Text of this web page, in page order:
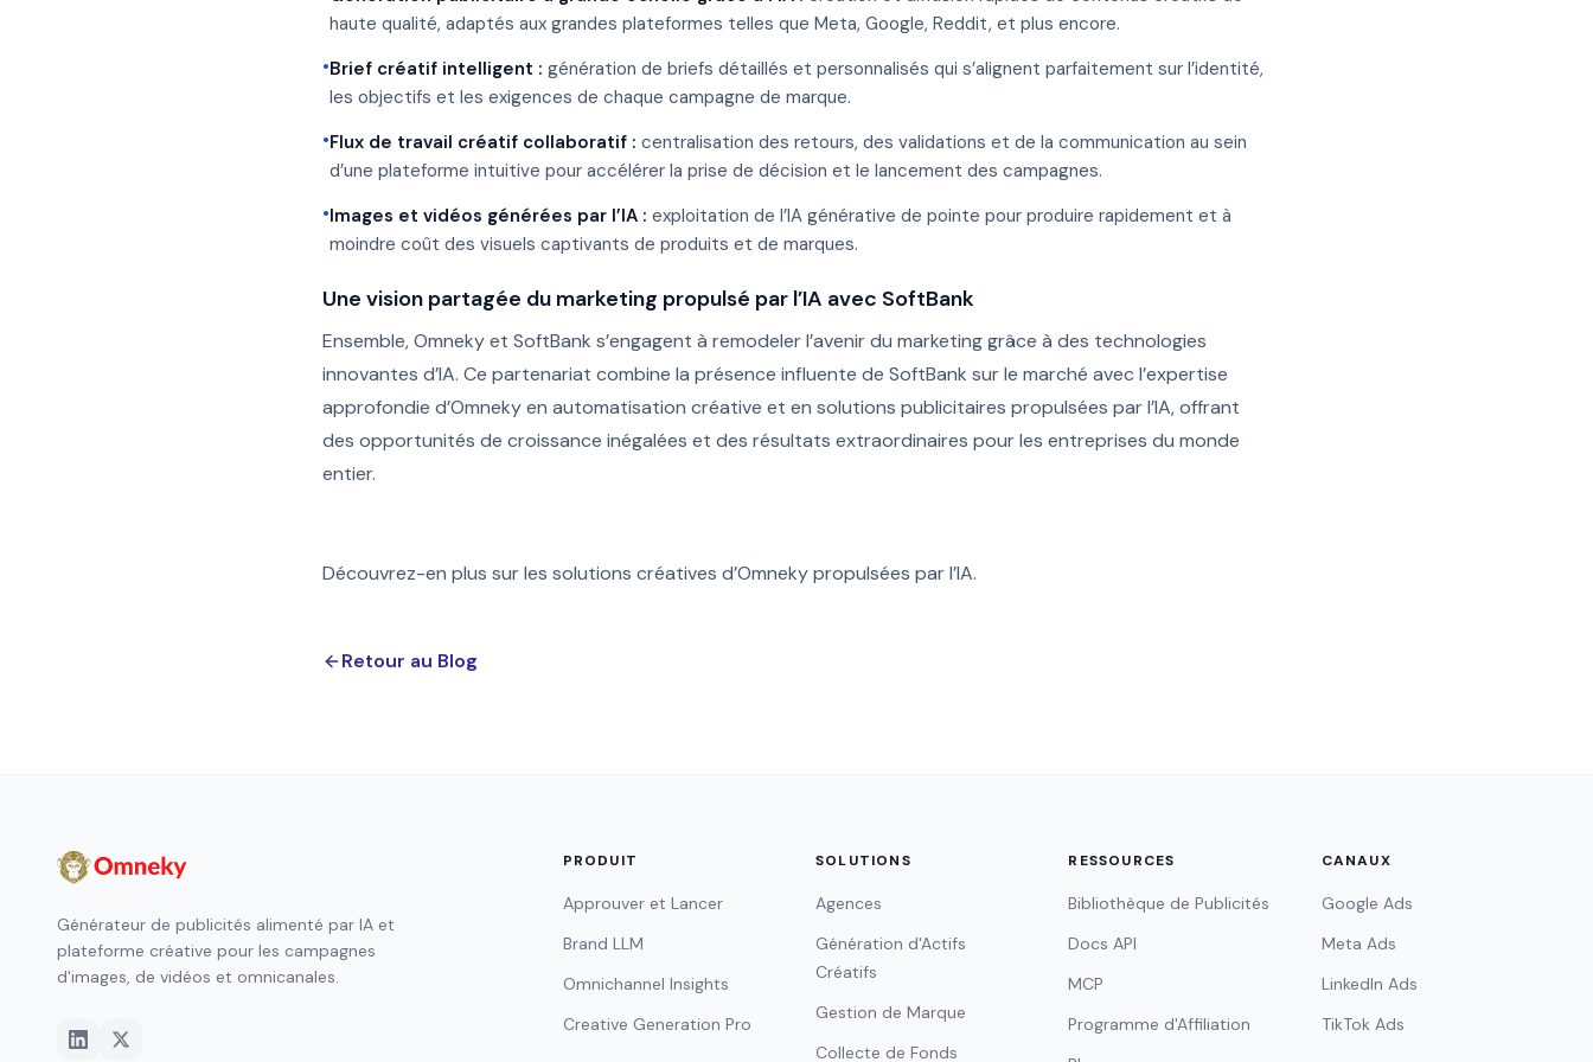
haute qualité, adaptés aux grandes plateformes telles que Meta, Google, Reddit, et plus encore.
•Brief créatif intelligent : génération de briefs détaillés et personnalisés qui s’alignent parfaitement sur l’identité,
les objectifs et les exigences de chaque campagne de marque.
•Flux de travail créatif collaboratif : centralisation des retours, des validations et de la communication au sein
d’une plateforme intuitive pour accélérer la prise de décision et le lancement des campagnes.
•Images et vidéos générées par l’IA : exploitation de l’IA générative de pointe pour produire rapidement et à
moindre coût des visuels captivants de produits et de marques.
Une vision partagée du marketing propulsé par l’IA avec SoftBank
Ensemble, Omneky et SoftBank s’engagent à remodeler l’avenir du marketing grâce à des technologies
innovantes d’IA. Ce partenariat combine la présence influente de SoftBank sur le marché avec l’expertise
approfondie d’Omneky en automatisation créative et en solutions publicitaires propulsées par l’IA, offrant
des opportunités de croissance inégalées et des résultats extraordinaires pour les entreprises du monde
entier.
Découvrez-en plus sur les solutions créatives d’Omneky propulsées par l’IA.
Retour au Blog
Générateur de publicités alimenté par IA et
plateforme créative pour les campagnes
d'images, de vidéos et omnicanales.
PRODUIT
Approuver et Lancer
Brand LLM
Omnichannel Insights
Creative Generation Pro
SOLUTIONS
Agences
Génération d'Actifs
Créatifs
Gestion de Marque
Collecte de Fonds
RESSOURCES
Bibliothèque de Publicités
Docs API
MCP
Programme d'Affiliation
CANAUX
Google Ads
Meta Ads
LinkedIn Ads
TikTok Ads